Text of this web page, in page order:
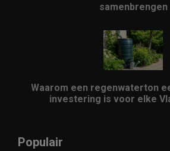
samenbrengen
Waarom een regenwaterton
investering is voor elke
Populair